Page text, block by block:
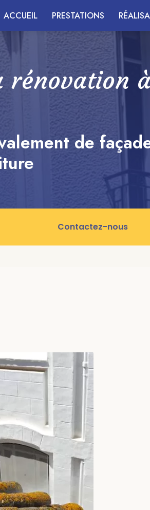
ACCUEIL
PRESTATIONS
rénovation
de
Contactez-nous